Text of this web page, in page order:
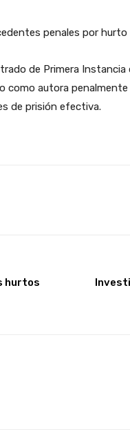
penales por hurto
de Primera
como autora
de prisión efectiva.
hurtos